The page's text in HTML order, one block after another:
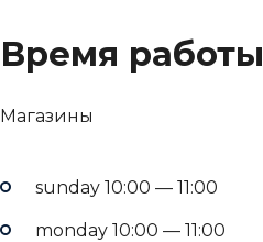
Время работы
Магазины
sunday 10:00 — 11:00
monday 10:00 — 11:00